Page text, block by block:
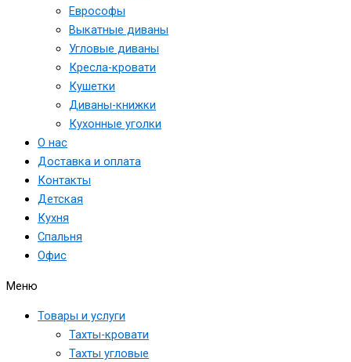
Еврософы
Выкатные диваны
Угловые диваны
Кресла-кровати
Кушетки
Диваны-книжки
Кухонные уголки
О нас
Доставка и оплата
Контакты
Детская
Кухня
Спальня
Офис
Меню
Товары и услуги
Тахты-кровати
Тахты угловые